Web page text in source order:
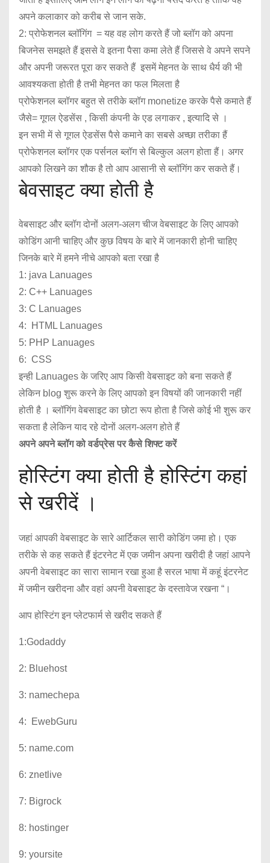
अपने कलाकार को करीब से जान सके.
2: प्रोफेशनल ब्लॉगिंग = यह वह लोग करते हैं जो ब्लॉग को अपना
बिजनेस समझते हैं इससे वे इतना पैसा कमा लेते हैं जिससे वे अपने सपने
और अपनी जरूरत पूरा कर सकते हैं इसमें मेहनत के साथ धैर्य की भी
आवश्यकता होती है तभी मेहनत का फल मिलता है
प्रोफेशनल ब्लॉगर बहुत से तरीके ब्लॉग monetize करके पैसे कमाते हैं
जैसे= गूगल ऐडसेंस , किसी कंपनी के एड लगाकर , इत्यादि से ।
इन सभी में से गूगल ऐडसेंस पैसे कमाने का सबसे अच्छा तरीका हैं
प्रोफेशनल ब्लॉगर एक पर्सनल ब्लॉग से बिल्कुल अलग होता हैं। अगर
आपको लिखने का शौक है तो आप आसानी से ब्लॉगिंग कर सकते हैं।
बेवसाइट क्या होती है
वेबसाइट और ब्लॉग दोनों अलग-अलग चीज वेबसाइट के लिए आपको
कोडिंग आनी चाहिए और कुछ विषय के बारे में जानकारी होनी चाहिए
जिनके बारे में हमने नीचे आपको बता रखा है
1: java Lanuages
2: C++ Lanuages
3: C Lanuages
4: HTML Lanuages
5: PHP Lanuages
6: CSS
इन्ही Lanuages के जरिए आप किसी वेबसाइट को बना सकते हैं
लेकिन blog शुरू करने के लिए आपको इन विषयों की जानकारी नहीं
होती है । ब्लॉगिंग वेबसाइट का छोटा रूप होता है जिसे कोई भी शुरू कर
सकता है लेकिन याद रहे दोनों अलग-अलग होते हैं
अपने अपने ब्लॉग को वर्डप्रेस पर कैसे शिफ्ट करें
होस्टिंग क्या होती है होस्टिंग कहां
से खरीदें ।
जहां आपकी वेबसाइट के सारे आर्टिकल सारी कोडिंग जमा हो। एक
तरीके से कह सकते हैं इंटरनेट में एक जमीन अपना खरीदी है जहां आपने
अपनी वेबसाइट का सारा सामान रखा हुआ है सरल भाषा में कहूं इंटरनेट
में जमीन खरीदना और वहां अपनी वेबसाइट के दस्तावेज रखना “।
आप होस्टिंग इन प्लेटफार्म से खरीद सकते हैं
1:Godaddy
2: Bluehost
3: namechepa
4: EwebGuru
5: name.com
6: znetlive
7: Bigrock
8: hostinger
9: yoursite